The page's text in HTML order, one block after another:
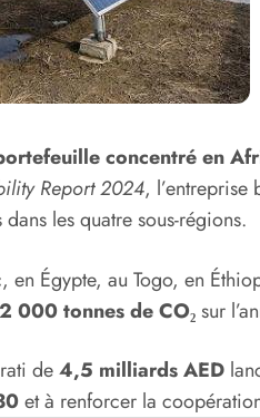
concentré en
Report 2024, l’entreprise
les quatre sous-régions.
en Égypte, au Togo, en
000 tonnes de CO₂sur
de4,5 milliards AED
et à renforcer la